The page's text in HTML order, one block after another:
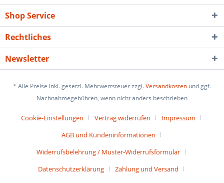
Shop Service
Rechtliches
Newsletter
* Alle Preise inkl. gesetzl. Mehrwertsteuer zzgl.Versandkosten und ggf.
Nachnahmegebühren, wenn nicht anders beschrieben
Cookie-Einstellungen Vertrag widerrufen
Impressum
AGB und Kundeninformationen
Widerrufsbelehrung / Muster-Widerrufsformular
Datenschutzerklärung
Zahlung und Versand